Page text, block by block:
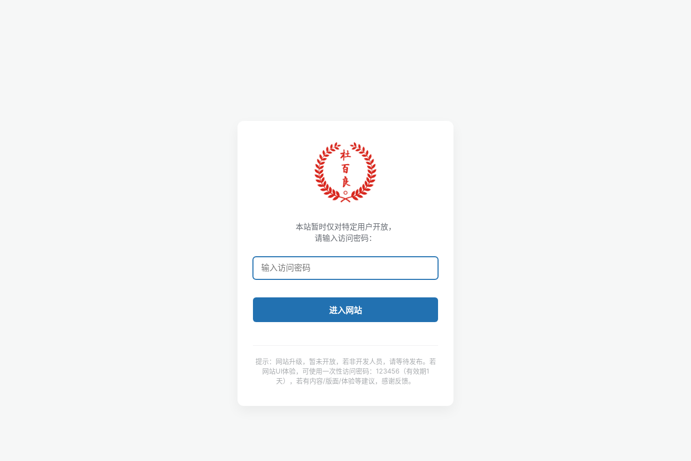
本站暂时仅对特定用户开放，
请输入访问密码：
进入网站
提示：网站升级，暂未开放，若非开发人员，请等待发布。若
网站UI体验，可使用一次性访问密码：123456（有效期1
天），若有内容/版面/体验等建议，感谢反馈。